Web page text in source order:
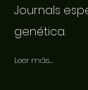
Journals
genética.
Leer más...